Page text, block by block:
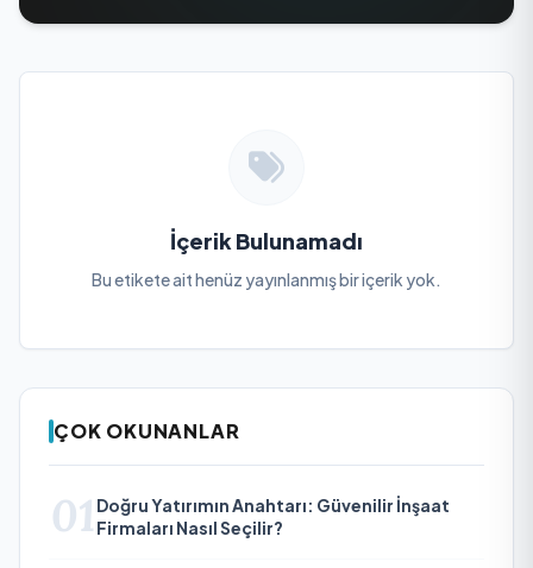
İçerik Bulunamadı
Bu etikete ait henüz yayınlanmış bir içerik yok.
ÇOK OKUNANLAR
01 Doğru Yatırımın Anahtarı: Güvenilir İnşaat
Firmaları Nasıl Seçilir?